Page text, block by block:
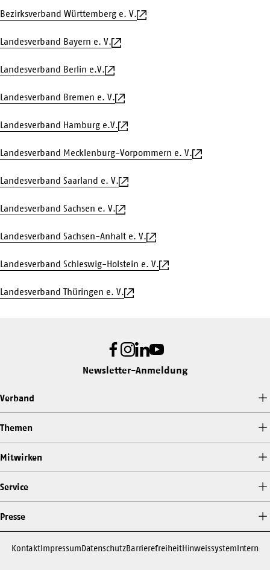
Bezirksverband Württemberg e. V.
Landesverband Bayern e. V.
Landesverband Berlin e.V.
Landesverband Bremen e. V.
Landesverband Hamburg e.V.
Landesverband Mecklenburg-Vorpommern e. V.
Landesverband Saarland e. V.
Landesverband Sachsen e. V.
Landesverband Sachsen-Anhalt e. V.
Landesverband Schleswig-Holstein e. V.
Landesverband Thüringen e. V.
Facebook
Instagram
LinkedIn
Youtube
Newsletter-Anmeldung
Verband
Themen
Mitwirken
Service
Presse
KontaktImpressumDatenschutzBarrierefreiheitHinweissystemIntern